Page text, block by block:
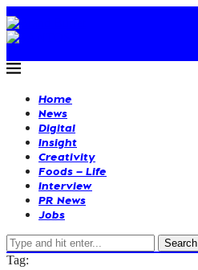
Home
News
Digital
Insight
Creativity
Foods – Life
Interview
PR News
Jobs
Search
Tag: